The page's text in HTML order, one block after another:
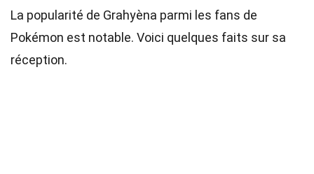
La popularité de Grahyèna parmi les fans de
Pokémon est notable. Voici quelques faits sur sa
réception.